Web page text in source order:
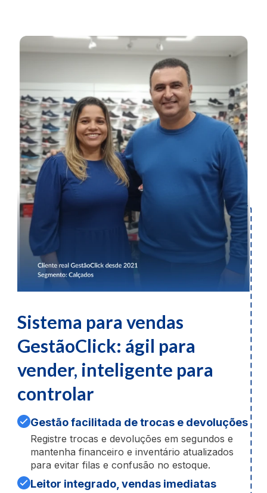
Sistema para vendas
GestãoClick: ágil para
vender, inteligente para
controlar
Gestão facilitada de trocas e devoluções
Registre trocas e devoluções em segundos e
mantenha financeiro e inventário atualizados
para evitar filas e confusão no estoque.
Leitor integrado, vendas imediatas